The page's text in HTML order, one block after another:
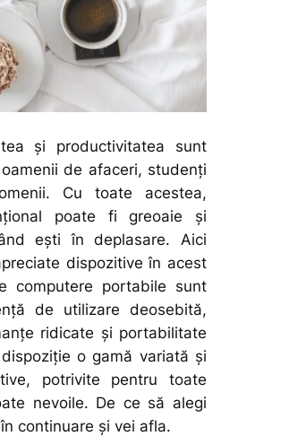
și productivitatea sunt
de afaceri, studenți
Cu toate acestea,
poate fi greoaie și
ești în deplasare. Aici
dispozitive în acest
computere portabile sunt
de utilizare deosebită,
ridicate și portabilitate
o gamă variată și
potrivite pentru toate
nevoile. De ce să alegi
continuare și vei afla.